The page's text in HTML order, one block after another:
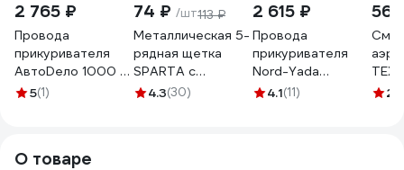
2 765 ₽
Провода
прикуривателя
АвтоDело 1000 А,
6.0 м 44395 17086
5(1)
74 ₽ /шт113 ₽
Металлическая 5-
рядная щетка
SPARTA с
деревянной
4.3(30)
2 615 ₽
Провода
прикуривателя
Nord-Yada
многожильный
4.1(11) 2.7
О товаре